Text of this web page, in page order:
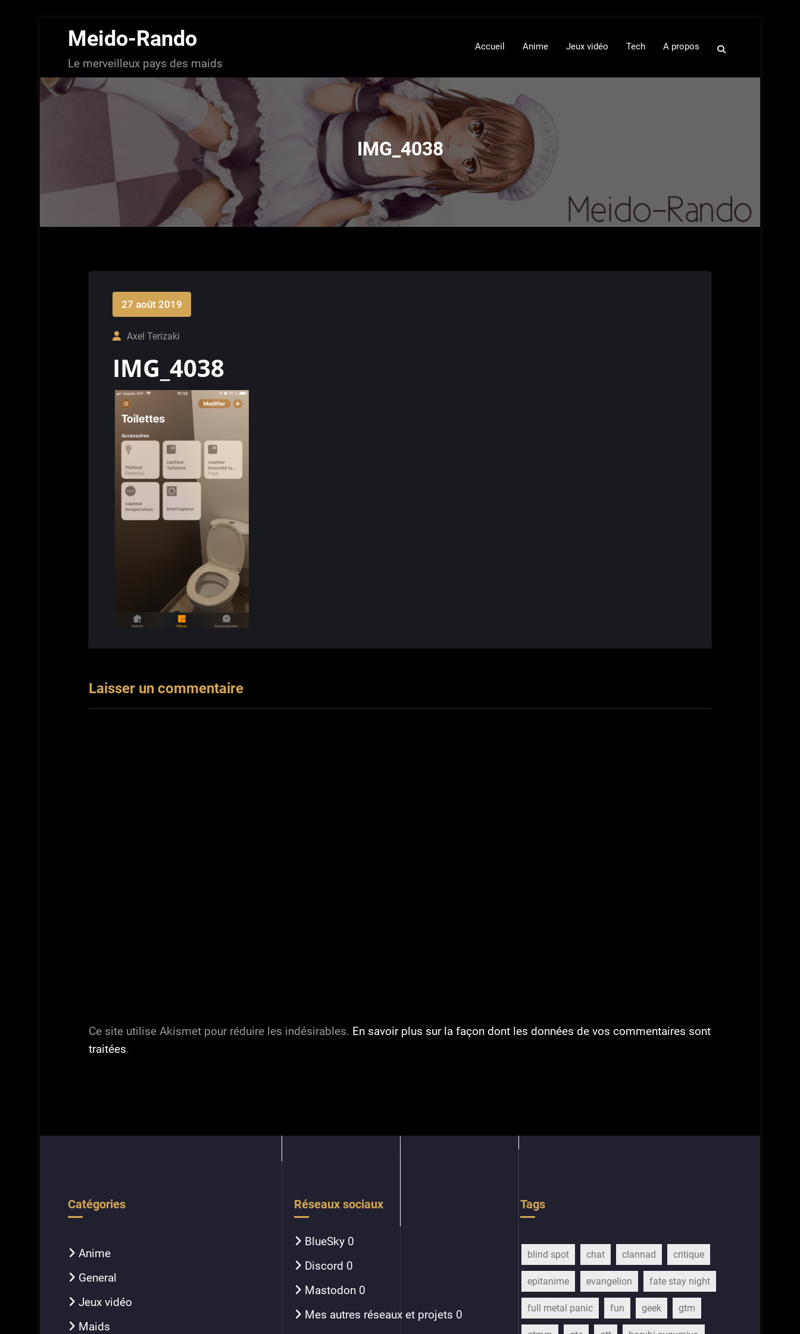
Meido-Rando
Le merveilleux pays des maids
Accueil Anime Jeux vidéo Tech A propos
IMG_4038
27 août 2019
Axel Terizaki
IMG_4038
Laisser un commentaire
Ce site utilise Akismet pour réduire les indésirables. En savoir plus sur la façon dont les données de vos commentaires sont
traitées.
Catégories
Anime
General
Jeux vidéo
Maids
Réseaux sociaux
BlueSky 0
Discord 0
Mastodon 0
Mes autres réseaux et projets 0
Tags
blind spot chat clannad critique
epitanime evangelion fate stay night
full metal panic fun geek gtm